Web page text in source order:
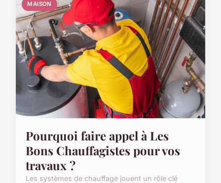
MAISON
Pourquoi faire appel à Les
Bons Chauffagistes pour vos
travaux ?
Les systèmes de chauffage jouent un rôle clé